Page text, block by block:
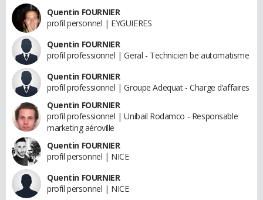
Quentin FOURNIER
profil personnel | EYGUIERES
Quentin FOURNIER
profil professionnel | Geral - Technicien be automatisme
Quentin FOURNIER
profil professionnel | Groupe Adequat - Charge d’affaires
Quentin FOURNIER
profil professionnel | Unibail Rodamco - Responsable
marketing aéroville
Quentin FOURNIER
profil personnel | NICE
Quentin FOURNIER
profil personnel | NICE